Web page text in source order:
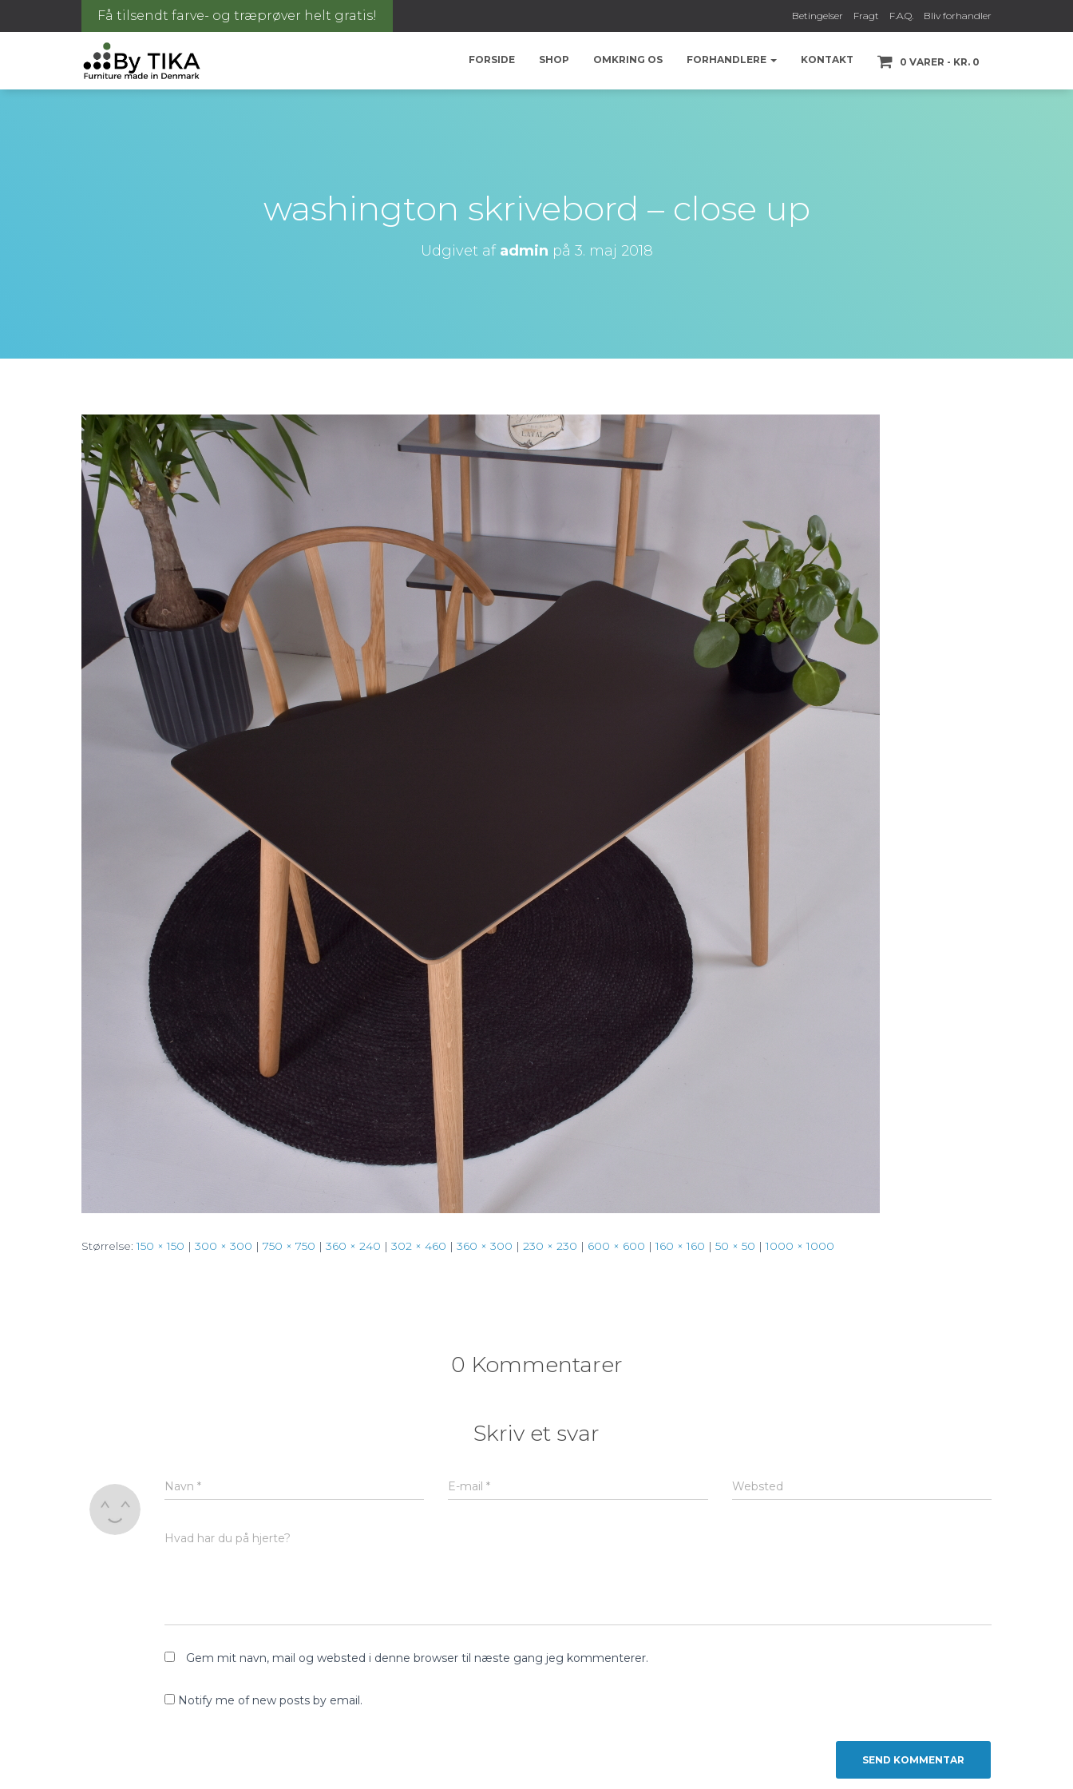
Få tilsendt farve- og træprøver helt gratis! Betingelser Fragt F.A.Q. Bliv forhandler
FORSIDE SHOP OMKRING OS FORHANDLERE KONTAKT 0 VARER KR. 0
washington skrivebord – close up
Udgivet af admin på 3. maj 2018
Størrelse:150 × 150 | 300 × 300 | 750 × 750 | 360 × 240 | 302 × 460 | 360 × 300 | 230 × 230 | 600 × 600 | 160 × 160 | 50 × 50 | 1000 × 1000
0 Kommentarer
Skriv et svar
Navn * E-mail* Websted
Hvad har du på hjerte?
Gem mit navn, mail og websted i denne browser til næste gang jeg kommenterer.
Notify me of new posts by email.